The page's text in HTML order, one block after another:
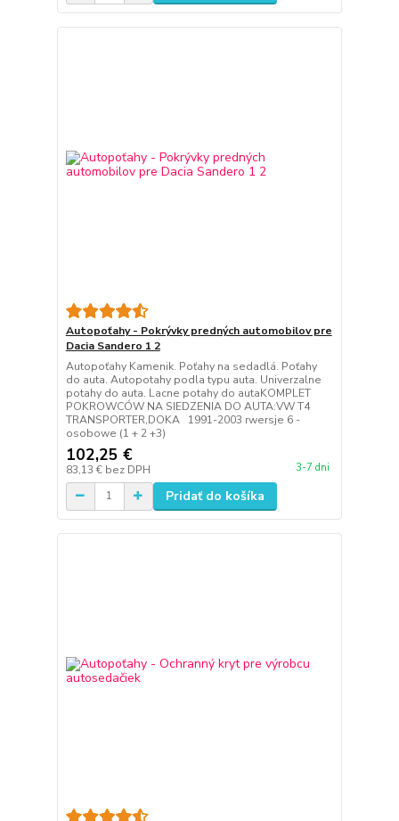
Autopoťahy - Pokrývky predných automobilov pre
Dacia Sandero 1 2
Autopoťahy Kamenik. Poťahy na sedadlá. Poťahy
do auta. Autopotahy podla typu auta. Univerzalne
potahy do auta. Lacne potahy do autaKOMPLET
POKROWCÓW NA SIEDZENIA DO AUTA:VW T4
TRANSPORTER,DOKA 1991-2003 rwersje 6 -
osobowe (1 + 2 +3)
102,25 €
83,13 € bez DPH 3-7 dni
Pridať do košíka